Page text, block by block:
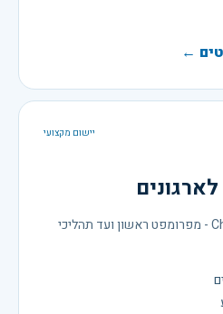
←
יישום מקצועי
עבודה מקצועית עם ChatGPT - מפרומפט ראשון ועד תהליכי